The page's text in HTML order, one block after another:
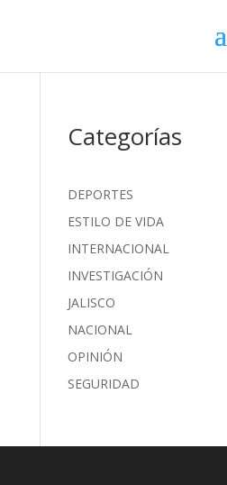
Categorías
DEPORTES
ESTILO DE VIDA
INTERNACIONAL
INVESTIGACIÓN
JALISCO
NACIONAL
OPINIÓN
SEGURIDAD